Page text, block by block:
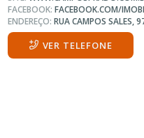
FACEBOOK:FACEBOOK.COM/
ENDEREÇO:RUA CAMPOS SALES,
VER TELEFONE